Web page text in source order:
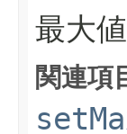
最大
関連項